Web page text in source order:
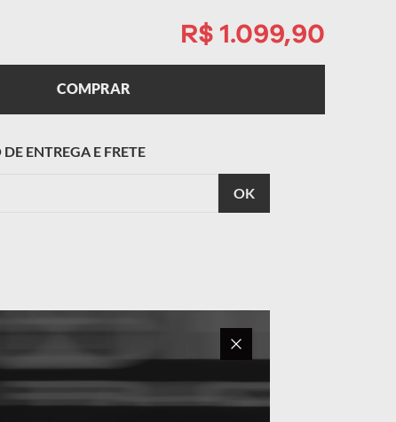
R$ 1.099,90
COMPRAR
CALCULAR
O FRETE